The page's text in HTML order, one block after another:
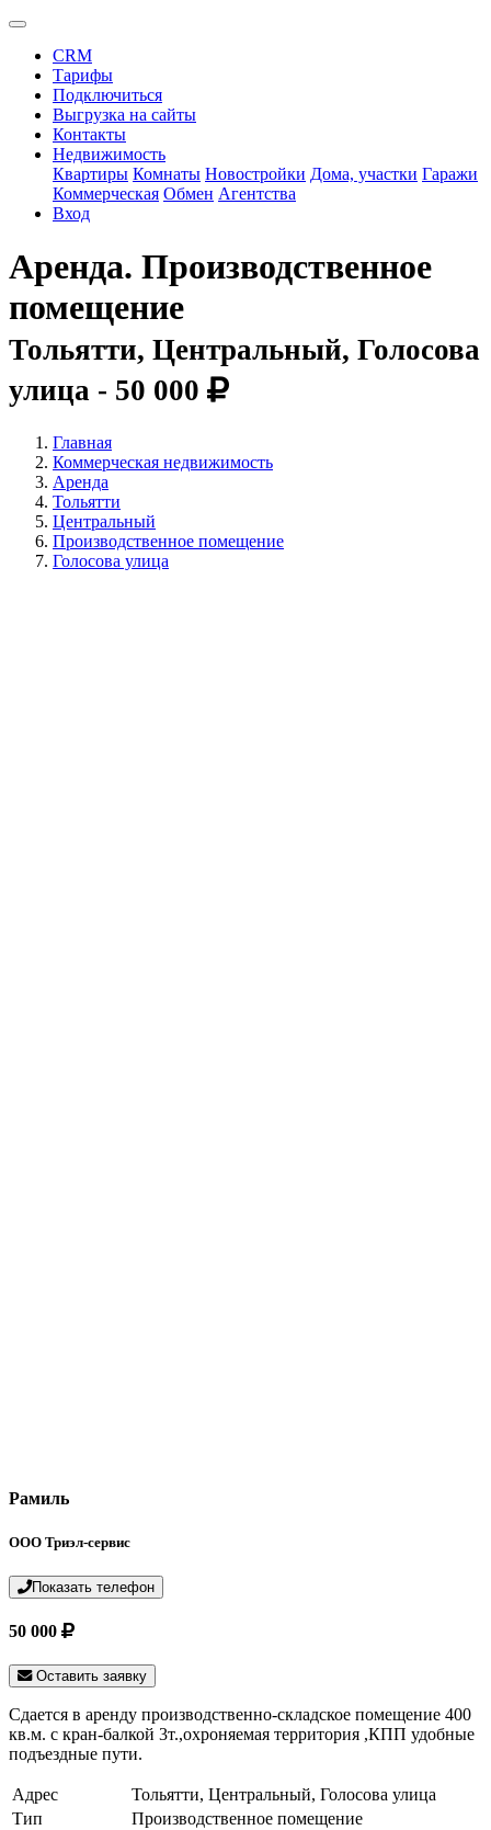
CRM
Тарифы
Подключиться
Выгрузка на сайты
Контакты
Недвижимость
Квартиры Комнаты Новостройки Дома, участки Гаражи
Коммерческая Обмен Агентства
Вход
Аренда. Производственное
помещение
Тольятти, Центральный, Голосова
улица - 50 000
Главная
Коммерческая недвижимость
Аренда
Тольятти
Центральный
Производственное помещение
Голосова улица
Рамиль
ООО Триэл-сервис
Показать телефон
50 000
Оставить заявку
Сдается в аренду производственно-складское помещение 400
кв.м. с кран-балкой 3т.,охроняемая территория ,КПП удобные
подъездные пути.
Адрес
Тольятти, Центральный, Голосова улица
Тип
Производственное помещение